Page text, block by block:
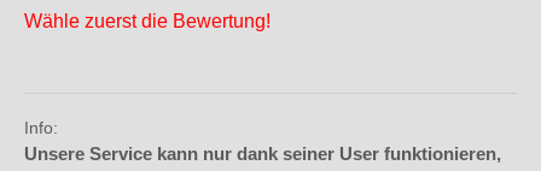
Wähle zuerst die Bewertung!
Info:
Unsere Service kann nur dank seiner User funktionieren,